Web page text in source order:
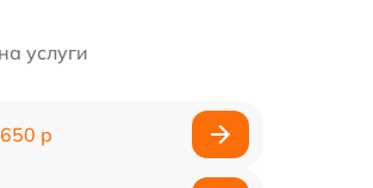
услуги
650 р